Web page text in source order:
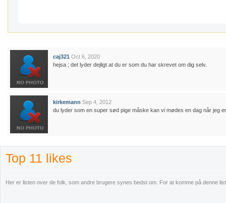
caj321 Oct 6, 2020
hejsa ; det lyder dejligt at du er som du har skrevet om dig selv.
kirkemann Sep 4, 2012
du lyder som en super sød pige måske kan vi mødes en dag når jeg
Top 11 likes
Her er listen over de folk, som andre brugere synes bedst om. For at komme på denne